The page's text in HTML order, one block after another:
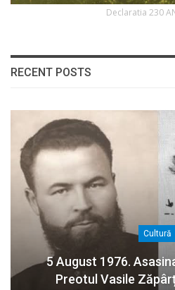
Declaratia 230
RECENT POSTS
Cultură
5 August 1976.
Preotul Vasile